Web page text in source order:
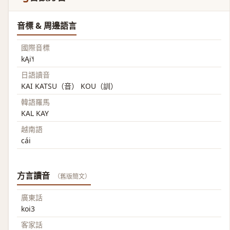
音標 & 周邊語言
國際音標
kĄi˥˧
日語讀音
KAI KATSU（音） KOU（訓）
韓語羅馬
KAL KAY
越南語
cái
方言讀音 （舊版簡文）
廣東話
koi3
客家話